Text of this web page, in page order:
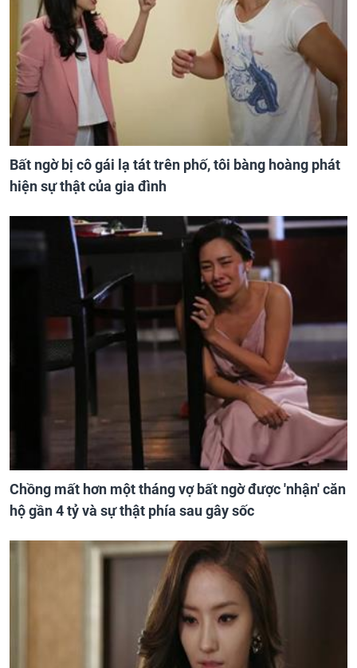
Bất ngờ bị cô gái lạ tát trên phố, tôi bàng hoàng phát
hiện sự thật của gia đình
Chồng mất hơn một tháng vợ bất ngờ được 'nhận' căn
hộ gần 4 tỷ và sự thật phía sau gây sốc